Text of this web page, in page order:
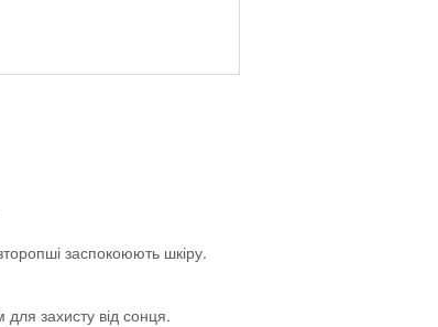
заспокоюють шкіру.
захисту від сонця.